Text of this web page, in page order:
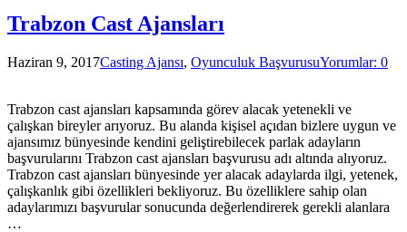
Trabzon Cast Ajansları
Haziran 9, 2017Casting Ajansı, Oyunculuk BaşvurusuYorumlar: 0
Trabzon cast ajansları kapsamında görev alacak yetenekli ve
çalışkan bireyler arıyoruz. Bu alanda kişisel açıdan bizlere uygun ve
ajansımız bünyesinde kendini geliştirebilecek parlak adayların
başvurularını Trabzon cast ajansları başvurusu adı altında alıyoruz.
Trabzon cast ajansları bünyesinde yer alacak adaylarda ilgi, yetenek,
çalışkanlık gibi özellikleri bekliyoruz. Bu özelliklere sahip olan
adaylarımızı başvurular sonucunda değerlendirerek gerekli alanlara
…